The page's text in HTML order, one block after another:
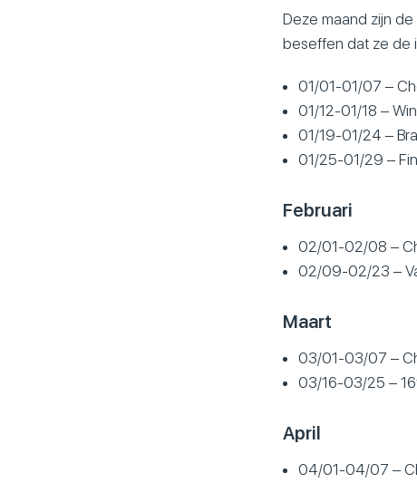
Deze maand zijn
beseffen dat ze de
01/01-01/07 –
01/12-01/18 –
01/19-01/24 –
01/25-01/29 –
Februari
02/01-02/08 –
02/09-02/23 –
Maart
03/01-03/07 –
03/16-03/25 –
April
04/01-04/07 –